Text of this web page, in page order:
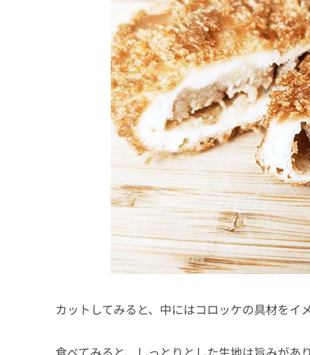
カットしてみると、中にはコロッケの具材を
食べてみると、しっとりとした生地は旨みが